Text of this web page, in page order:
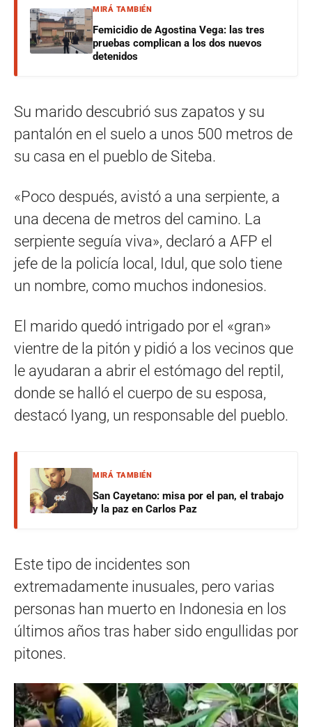
MIRÁ TAMBIÉN
Femicidio de Agostina Vega: las tres
pruebas complican a los dos nuevos
detenidos
Su marido descubrió sus zapatos y su
pantalón en el suelo a unos 500 metros de
su casa en el pueblo de Siteba.
«Poco después, avistó a una serpiente, a
una decena de metros del camino. La
serpiente seguía viva», declaró a AFP el
jefe de la policía local, Idul, que solo tiene
un nombre, como muchos indonesios.
El marido quedó intrigado por el «gran»
vientre de la pitón y pidió a los vecinos que
le ayudaran a abrir el estómago del reptil,
donde se halló el cuerpo de su esposa,
destacó Iyang, un responsable del pueblo.
MIRÁ TAMBIÉN
San Cayetano: misa por el pan, el trabajo
y la paz en Carlos Paz
Este tipo de incidentes son
extremadamente inusuales, pero varias
personas han muerto en Indonesia en los
últimos años tras haber sido engullidas por
pitones.